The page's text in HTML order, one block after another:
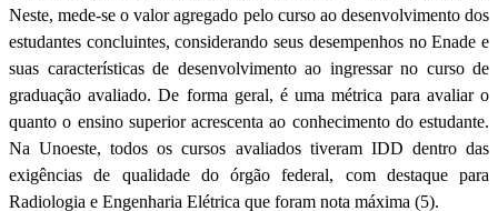
Neste, mede-se o valor agregado pelo curso ao desenvolvimento dos
estudantes concluintes, considerando seus desempenhos no Enade e
suas características de desenvolvimento ao ingressar no curso de
graduação avaliado. De forma geral, é uma métrica para avaliar o
quanto o ensino superior acrescenta ao conhecimento do estudante.
Na Unoeste, todos os cursos avaliados tiveram IDD dentro das
exigências de qualidade do órgão federal, com destaque para
Radiologia e Engenharia Elétrica que foram nota máxima (5).